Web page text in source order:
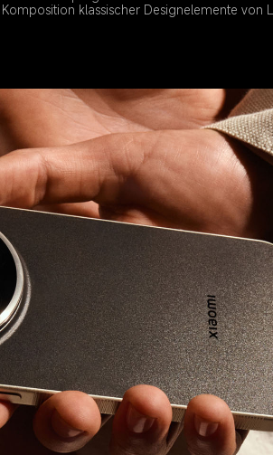
klassischer Designelemente von